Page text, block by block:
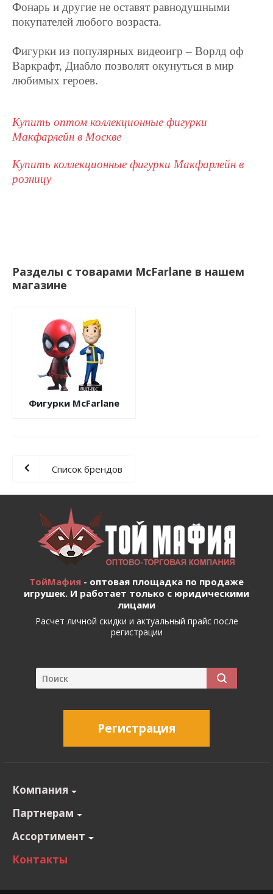
Фонарь и другие не оставят равнодушными
покупателей любого возраста.
Фигурки из популярных видеоигр – Ворлд оф
Варкрафт, Диабло позволят окунуться в мир
любимых героев.
Купить оптом коллекционные фигурки
Макфарлейн в Москве
Купить коллекционные фигурки Макфарлейн в
розницу
Разделы с товарами McFarlane в нашем
магазине
Фигурки McFarlane
Список брендов
ТойМафия - оптовая площадка по продаже
игрушек. И работает только с юридическими
лицами
Расчет личной скидки и актуальный прайс после
регистрации
Регистрация
Компания
Партнерам
Ассортимент
Контакты